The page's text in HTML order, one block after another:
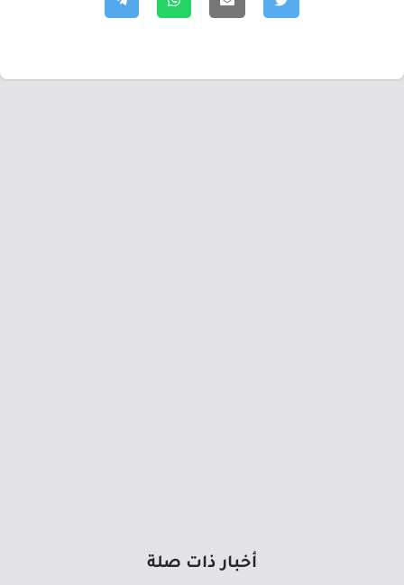
أخبار ذات صلة